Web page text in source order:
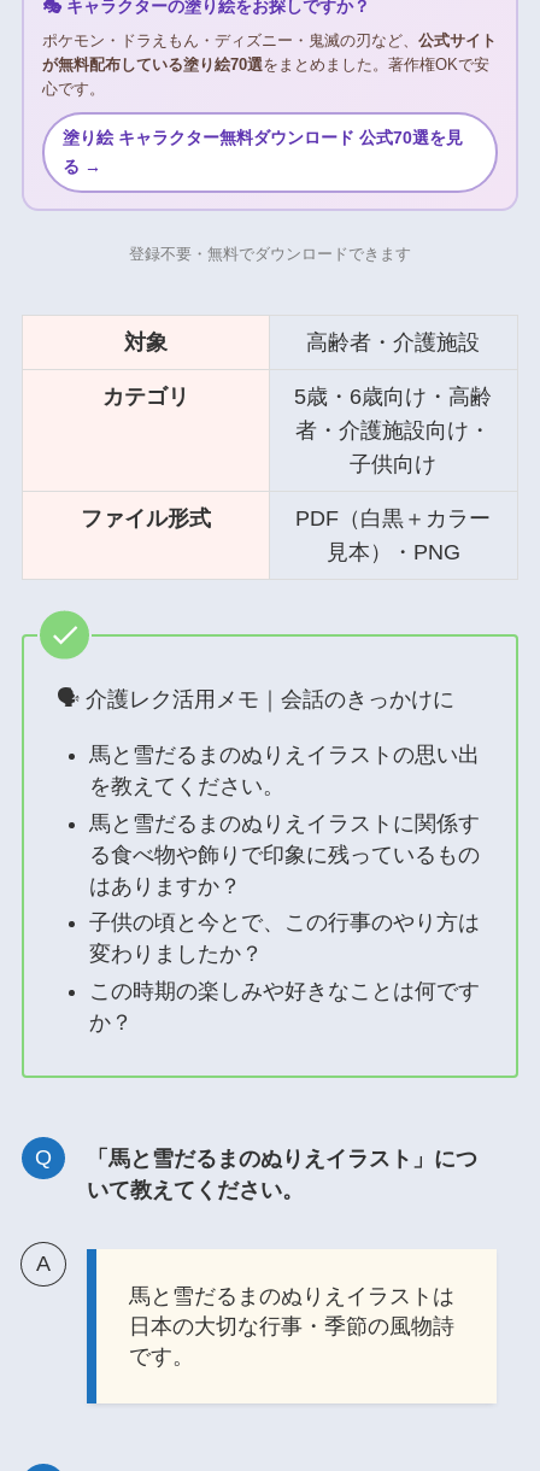
🎭 キャラクターの塗り絵をお探しですか？
ポケモン・ドラえもん・ディズニー・鬼滅の刃など、 公式サイト
が無料配布している塗り絵70選をまとめました。著作権OKで安
心です。
塗り絵 キャラクター無料ダウンロード 公式70選を見
る →
登録不要・無料でダウンロードできます
対象 高齢者・介護施設
カテゴリ
5歳・6歳向け・高齢
者・介護施設向け・
子供向け
ファイル形式
PDF（白黒＋カラー
見本）・PNG
🗣 介護レク活用メモ｜会話のきっかけに
馬と雪だるまのぬりえイラストの思い出
を教えてください。
馬と雪だるまのぬりえイラストに関係す
る食べ物や飾りで印象に残っているもの
はありますか？
子供の頃と今とで、この行事のやり方は
変わりましたか？
この時期の楽しみや好きなことは何です
か？
「馬と雪だるまのぬりえイラスト」につ
いて教えてください。
馬と雪だるまのぬりえイラストは
日本の大切な行事・季節の風物詩
です。